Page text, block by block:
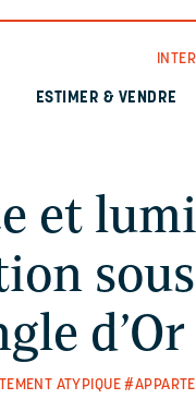
ESTIMER & VENDRE
et
d’Or
ATYPIQUE